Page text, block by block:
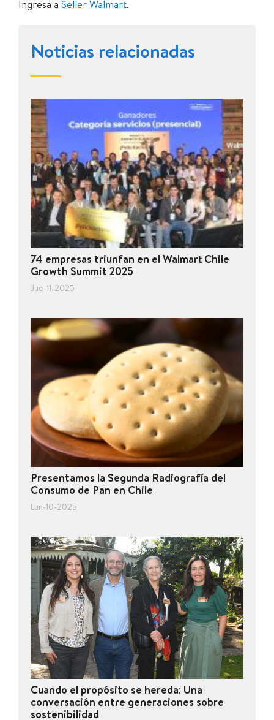
Ingresa a Seller Walmart.
Noticias relacionadas
74 empresas triunfan en el Walmart Chile
Growth Summit 2025
Jue-11-2025
Presentamos la Segunda Radiografía del
Consumo de Pan en Chile
Lun-10-2025
Cuando el propósito se hereda: Una
conversación entre generaciones sobre
sostenibilidad